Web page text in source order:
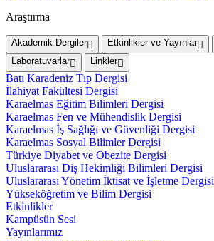
Araştırma
Akademik Dergiler Etkinlikler ve Yayınlar
Laboratuvarlar
Linkler
Batı Karadeniz Tıp Dergisi
İlahiyat Fakültesi Dergisi
Karaelmas Eğitim Bilimleri Dergisi
Karaelmas Fen ve Mühendislik Dergisi
Karaelmas İş Sağlığı ve Güvenliği Dergisi
Karaelmas Sosyal Bilimler Dergisi
Türkiye Diyabet ve Obezite Dergisi
Uluslararası Diş Hekimliği Bilimleri Dergisi
Uluslararası Yönetim İktisat ve İşletme Dergisi
Yükseköğretim ve Bilim Dergisi
Etkinlikler
Kampüsün Sesi
Yayınlarımız